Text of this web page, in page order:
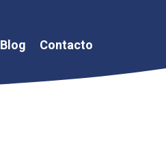
Blog Contacto